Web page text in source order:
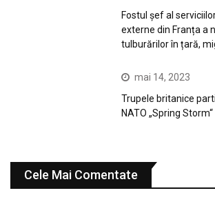
Fostul șef al
externe din Franța a
tulburărilor în țară,
mai 14, 2023
Trupele britanice
NATO „Spring
Cele Mai Comentate